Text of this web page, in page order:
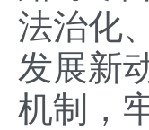
法治化
发展新
机制，